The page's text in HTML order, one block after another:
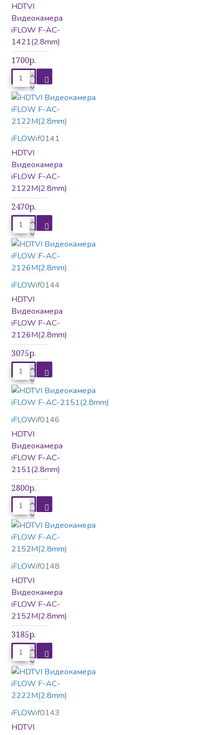
Контроль доступа
Микрофоны
Сетевое оборудование
Сетевые контроллеры
Терминалы
Шлагбаумы и калитки
HDTVI
Видеокамера
iFLOW F-AC-
1421(2.8mm)
1700р.
iFLOWif0141
HDTVI
Видеокамера
iFLOW F-AC-
2122M(2.8mm)
2470р.
iFLOWif0144
HDTVI
Видеокамера
iFLOW F-AC-
2126M(2.8mm)
3075р.
iFLOWif0146
HDTVI
Видеокамера
iFLOW F-AC-
2151(2.8mm)
2800р.
iFLOWif0148
HDTVI
Видеокамера
iFLOW F-AC-
2152M(2.8mm)
3185р.
iFLOWif0143
HDTVI